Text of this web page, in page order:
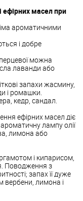
ефірних масел при
ароматичними
і добре
можна
лаванди або
запахи жасмину,
і ромашки.
кедр, сандал.
ефірних масел діє
лампу олії
лимона або
і кипарисом,
Поводження з
запах її дуже
вербени, лимона і